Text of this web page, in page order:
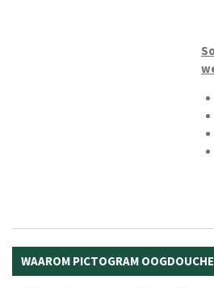
WAAROM PICTOGRAM OOGDOUCHE